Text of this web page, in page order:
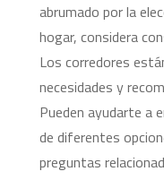
abrumado por la
hogar, considera
Los corredores
necesidades y
Pueden ayudarte a
de diferentes
preguntas